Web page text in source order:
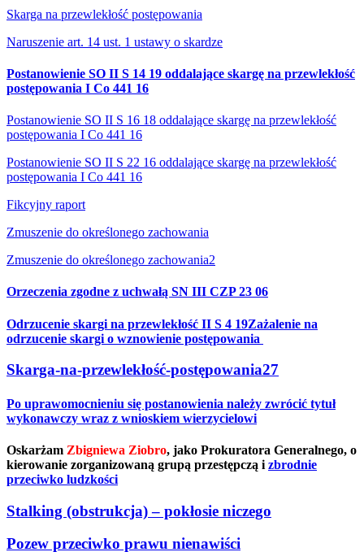
Skarga na przewlekłość postępowania
Naruszenie art. 14 ust. 1 ustawy o skardze
Postanowienie SO II S 14 19 oddalające skargę na przewlekłość
postępowania I Co 441 16
Postanowienie SO II S 16 18 oddalające skargę na przewlekłość
postępowania I Co 441 16
Postanowienie SO II S 22 16 oddalające skargę na przewlekłość
postępowania I Co 441 16
Fikcyjny raport
Zmuszenie do określonego zachowania
Zmuszenie do określonego zachowania2
Orzeczenia zgodne z uchwałą SN III CZP 23 06
Odrzucenie skargi na przewlekłość II S 4 19Zażalenie na
odrzucenie skargi o wznowienie postępowania
Skarga-na-przewlekłość-postępowania27
Po uprawomocnieniu się postanowienia należy zwrócić tytuł
wykonawczy wraz z wnioskiem wierzycielowi
Oskarżam Zbigniewa Ziobro, jako Prokuratora Generalnego, o
kierowanie zorganizowaną grupą przestępczą i zbrodnie
przeciwko ludzkości
Stalking (obstrukcja) – pokłosie niczego
Pozew przeciwko prawu nienawiści